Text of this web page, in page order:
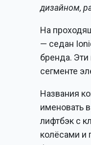
дизайном,
На
— седан
бренда.
сегменте
Названия
именовать
лифтбэк с
колёсами и